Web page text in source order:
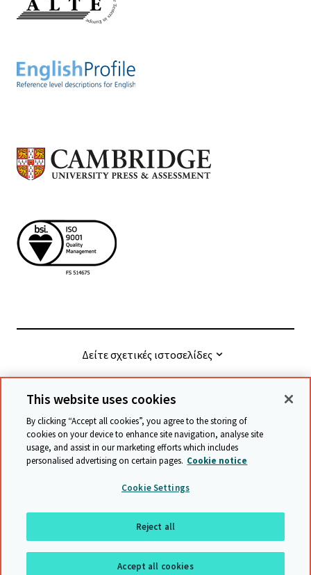
Δείτε σχετικές ιστοσελίδες
© Cambridge University Press & Assessment
Όροι και προϋποθέσεις
Προστασία δεδομένων
Accessibility statement Statement on modern slavery
Safeguarding policy
Χάρτης ιστότοπου
επιστροφή στην αρχή της σελίδας
This website uses cookies
By clicking “Accept all cookies”, you agree to the storing of
cookies on your device to enhance site navigation, analyse site
usage, and assist in our marketing efforts which includes
personalised advertising on certain pages. Cookie notice
Cookie Settings
Reject all
Accept all cookies